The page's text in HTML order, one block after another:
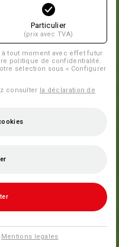
Particulier
(prix avec TVA)
tout moment avec effet futur
politique de confidentialité.
sélection sous « Configurer
consulter la déclaration de
Mentions legales